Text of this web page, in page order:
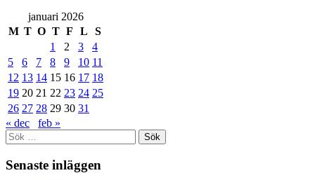
januari 2026
M T O T F L
S
1
2 3
4
5
6 7 8 9 10 11
12 13 14 15 16 17 18
19 20 21 22 23 24 25
26 27 28 29 30 31
« dec
feb »
Sök
efter:
Senaste inläggen